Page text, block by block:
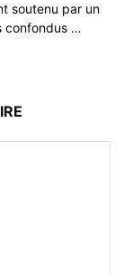
soutenu par un
confondus …